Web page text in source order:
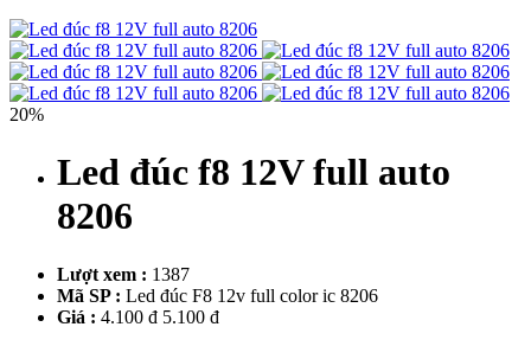
20%
Led đúc f8 12V full auto
8206
Lượt xem : 1387
Mã SP : Led đúc F8 12v full color ic 8206
Giá : 4.100 đ 5.100 đ